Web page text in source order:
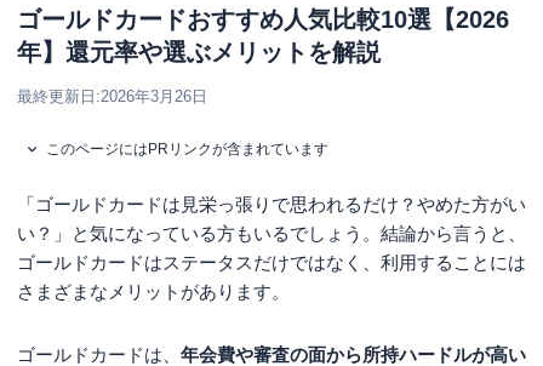
ゴールドカードおすすめ人気比較10選【2026
年】還元率や選ぶメリットを解説
最終更新日:2026年3月26日
このページにはPRリンクが含まれています
「ゴールドカードは見栄っ張りで思われるだけ？やめた方がい
い？」と気になっている方もいるでしょう。結論から言うと、
ゴールドカードはステータスだけではなく、利用することには
さまざまなメリットがあります。
ゴールドカードは、 年会費や審査の面から所持ハードルが高い